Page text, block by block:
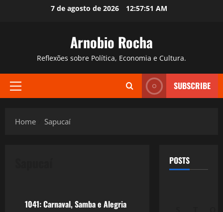
7 de agosto de 2026 12:57:52 AM
Arnobio Rocha
Reflexões sobre Política, Economia e Cultura.
Primary
SUBSCRIBE
Home Sapucaí
1041: Carnaval, Samba e Alegria
POSTS